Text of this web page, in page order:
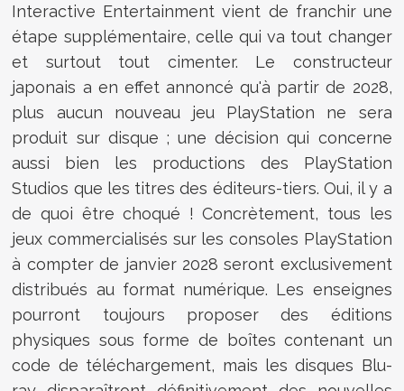
Interactive Entertainment vient de franchir une
étape supplémentaire, celle qui va tout changer
et surtout tout cimenter. Le constructeur
japonais a en effet annoncé qu'à partir de 2028,
plus aucun nouveau jeu PlayStation ne sera
produit sur disque ; une décision qui concerne
aussi bien les productions des PlayStation
Studios que les titres des éditeurs-tiers. Oui, il y a
de quoi être choqué ! Concrètement, tous les
jeux commercialisés sur les consoles PlayStation
à compter de janvier 2028 seront exclusivement
distribués au format numérique. Les enseignes
pourront toujours proposer des éditions
physiques sous forme de boîtes contenant un
code de téléchargement, mais les disques Blu-